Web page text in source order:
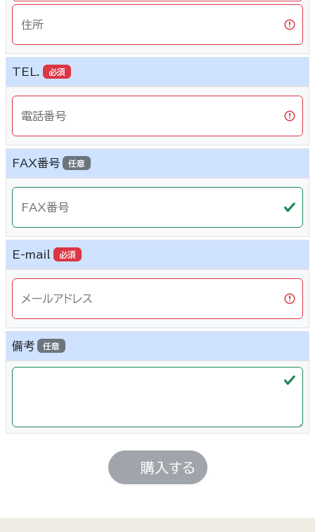
住所
TEL. 必須
電話番号
FAX番号 任意
FAX番号
E-mail 必須
メールアドレス
備考 任意
購入する